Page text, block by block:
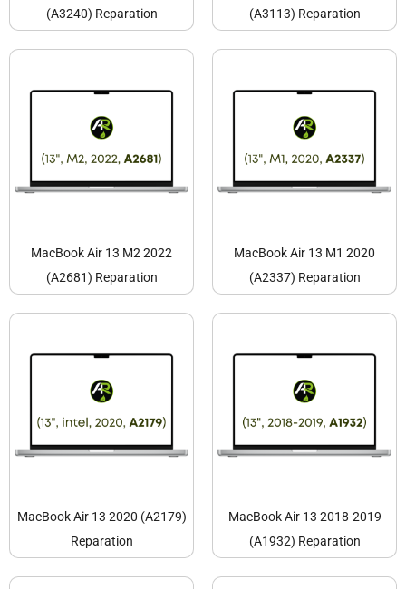
(A3240) Reparation
(A3113) Reparation
MacBook Air 13 M2 2022
(A2681) Reparation
MacBook Air 13 M1 2020
(A2337) Reparation
MacBook Air 13 2020 (A2179)
Reparation
MacBook Air 13 2018-2019
(A1932) Reparation